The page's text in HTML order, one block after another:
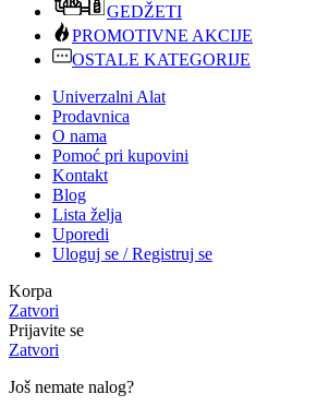
GEDŽETI
PROMOTIVNE AKCIJE
OSTALE KATEGORIJE
Univerzalni Alat
Prodavnica
O nama
Pomoć pri kupovini
Kontakt
Blog
Lista želja
Uporedi
Uloguj se / Registruj se
Korpa
Zatvori
Prijavite se
Zatvori
Još nemate nalog?